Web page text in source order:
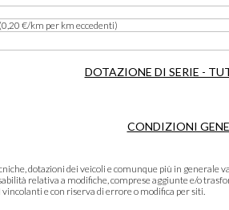
€/km per km eccedenti)
DOTAZIONE DI SERIE -
CONDIZIONI
dotazioni dei veicoli e comunque più in generale
relativa a modifiche, comprese aggiunte e/o
e con riserva di errore o modifica per siti.